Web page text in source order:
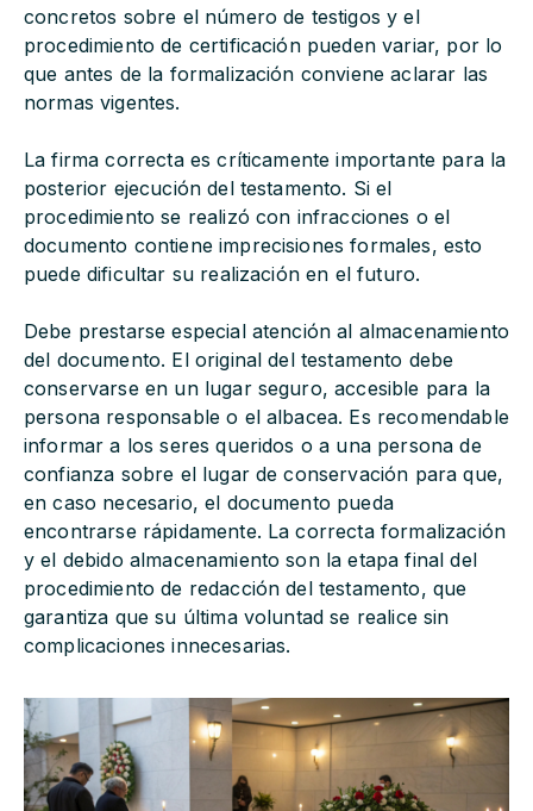
concretos sobre el número de testigos y el
procedimiento de certificación pueden variar, por lo
que antes de la formalización conviene aclarar las
normas vigentes.
La firma correcta es críticamente importante para la
posterior ejecución del testamento. Si el
procedimiento se realizó con infracciones o el
documento contiene imprecisiones formales, esto
puede dificultar su realización en el futuro.
Debe prestarse especial atención al almacenamiento
del documento. El original del testamento debe
conservarse en un lugar seguro, accesible para la
persona responsable o el albacea. Es recomendable
informar a los seres queridos o a una persona de
confianza sobre el lugar de conservación para que,
en caso necesario, el documento pueda
encontrarse rápidamente. La correcta formalización
y el debido almacenamiento son la etapa final del
procedimiento de redacción del testamento, que
garantiza que su última voluntad se realice sin
complicaciones innecesarias.